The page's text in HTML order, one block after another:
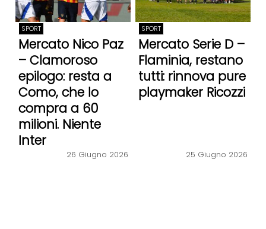
SPORT
Mercato Nico Paz
– Clamoroso
epilogo: resta a
Como, che lo
compra a 60
milioni. Niente
Inter
26 Giugno 2026
SPORT
Mercato Serie D –
Flaminia, restano
tutti: rinnova pure
playmaker Ricozzi
25 Giugno 2026